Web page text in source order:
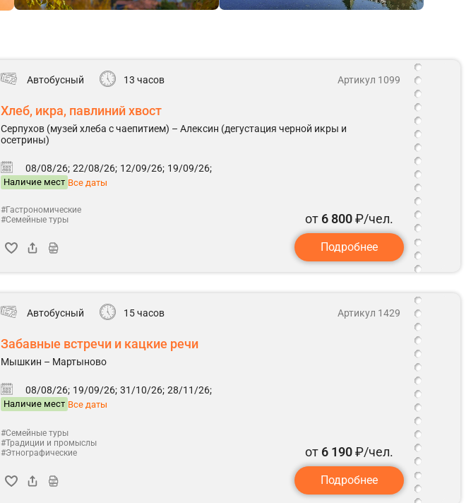
Автобусный 13 часов
Хлеб, икра, павлиний хвост
Серпухов (музей хлеба с чаепитием) – Алексин (дегустация черной икры и
осетрины)
08/08/26; 22/08/26; 12/09/26; 19/09/26;
Наличие мест Все даты
Артикул 1099
#Гастрономические
#Семейные туры
от 6 800₽/чел.
Подробнее
Автобусный 15 часов
Забавные встречи и кацкие речи
Мышкин – Мартыново
08/08/26; 19/09/26; 31/10/26; 28/11/26;
Наличие мест Все даты
Артикул 1429
#Семейные туры
#Традиции и промыслы
#Этнографические
от 6 190₽/чел.
Подробнее